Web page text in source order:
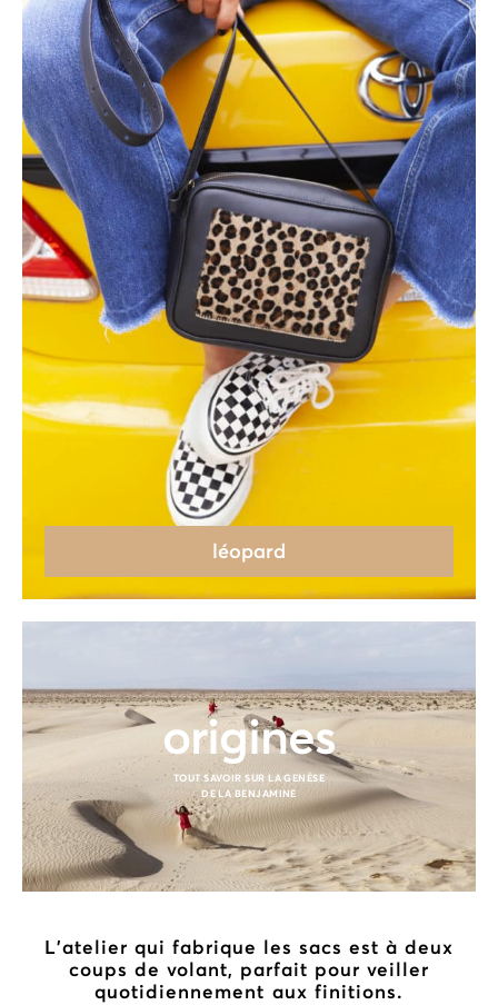
léopard
origines
TOUT SAVOIR SUR LA GENÈSE
DE LA BENJAMINE
L’atelier qui fabrique les sacs est à deux
coups de volant, parfait pour veiller
quotidiennement aux finitions.